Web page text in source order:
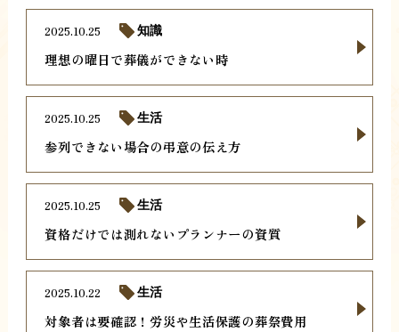
理想の曜日で葬儀ができない時
2025.10.25 知識
参列できない場合の弔意の伝え方
2025.10.25 生活
資格だけでは測れないプランナーの資質
2025.10.25 生活
対象者は要確認！労災や生活保護の葬祭費用
2025.10.22 生活